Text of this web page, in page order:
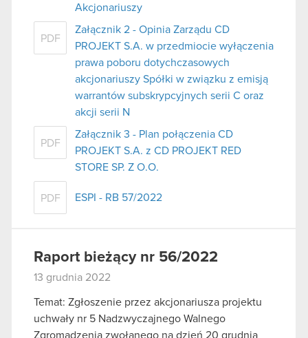
Akcjonariuszy
PDF
Załącznik 2 - Opinia Zarządu CD
PROJEKT S.A. w przedmiocie wyłączenia
prawa poboru dotychczasowych
akcjonariuszy Spółki w związku z emisją
warrantów subskrypcyjnych serii C oraz
akcji serii N
PDF
Załącznik 3 - Plan połączenia CD
PROJEKT S.A. z CD PROJEKT RED
STORE SP. Z O.O.
PDF ESPI - RB 57/2022
Raport bieżący nr 56/2022
13 grudnia 2022
Temat: Zgłoszenie przez akcjonariusza projektu
uchwały nr 5 Nadzwyczajnego Walnego
Zgromadzenia zwołanego na dzień 20 grudnia